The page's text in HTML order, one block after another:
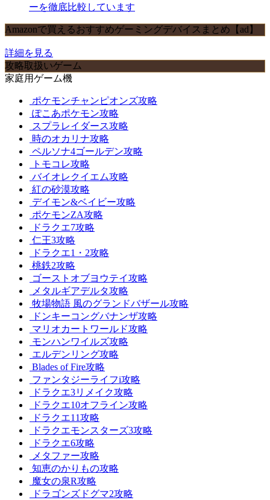
ーを徹底比較しています
Amazonで買えるおすすめゲーミングデバイスまとめ【ad】
詳細を見る
攻略取扱いゲーム
家庭用ゲーム機
ポケモンチャンピオンズ攻略
ぽこあポケモン攻略
スプラレイダース攻略
時のオカリナ攻略
ペルソナ4ゴールデン攻略
トモコレ攻略
バイオレクイエム攻略
紅の砂漠攻略
デイモン&ベイビー攻略
ポケモンZA攻略
ドラクエ7攻略
仁王3攻略
ドラクエ1・2攻略
桃鉄2攻略
ゴーストオブヨウテイ攻略
メタルギアデルタ攻略
牧場物語 風のグランドバザール攻略
ドンキーコングバナンザ攻略
マリオカートワールド攻略
モンハンワイルズ攻略
エルデンリング攻略
Blades of Fire攻略
ファンタジーライフi攻略
ドラクエ3リメイク攻略
ドラクエ10オフライン攻略
ドラクエ11攻略
ドラクエモンスターズ3攻略
ドラクエ6攻略
メタファー攻略
知恵のかりもの攻略
魔女の泉R攻略
ドラゴンズドグマ2攻略